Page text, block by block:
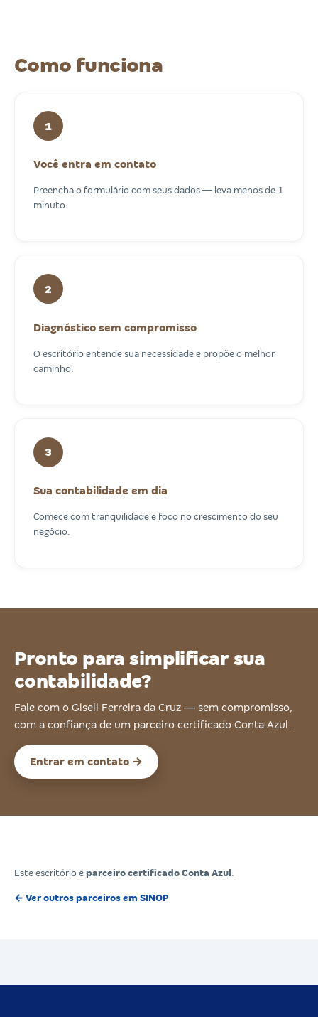
Como funciona
1
Você entra em contato
Preencha o formulário com seus dados — leva menos de 1
minuto.
2
Diagnóstico sem compromisso
O escritório entende sua necessidade e propõe o melhor
caminho.
3
Sua contabilidade em dia
Comece com tranquilidade e foco no crescimento do seu
negócio.
Pronto para simplificar sua
contabilidade?
Fale com o Giseli Ferreira da Cruz — sem compromisso,
com a confiança de um parceiro certificado Conta Azul.
Entrar em contato →
Este escritório é parceiro certificado Conta Azul
← Ver outros parceiros em SINOP